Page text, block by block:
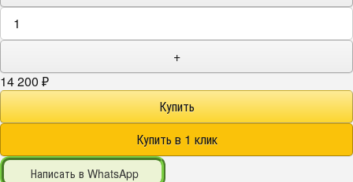
+
14 200 ₽
Написать в WhatsApp